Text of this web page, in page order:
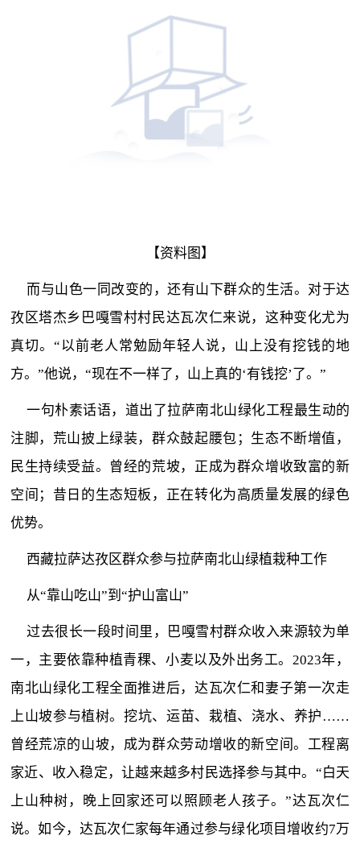
【资料图】
而与山色一同改变的，还有山下群众的生活。对于达
孜区塔杰乡巴嘎雪村村民达瓦次仁来说，这种变化尤为
真切。“以前老人常勉励年轻人说，山上没有挖钱的地
方。”他说，“现在不一样了，山上真的‘有钱挖’了。”
一句朴素话语，道出了拉萨南北山绿化工程最生动的
注脚，荒山披上绿装，群众鼓起腰包；生态不断增值，
民生持续受益。曾经的荒坡，正成为群众增收致富的新
空间；昔日的生态短板，正在转化为高质量发展的绿色
优势。
西藏拉萨达孜区群众参与拉萨南北山绿植栽种工作
从“靠山吃山”到“护山富山”
过去很长一段时间里，巴嘎雪村群众收入来源较为单
一，主要依靠种植青稞、小麦以及外出务工。2023年，
南北山绿化工程全面推进后，达瓦次仁和妻子第一次走
上山坡参与植树。挖坑、运苗、栽植、浇水、养护……
曾经荒凉的山坡，成为群众劳动增收的新空间。工程离
家近、收入稳定，让越来越多村民选择参与其中。“白天
上山种树，晚上回家还可以照顾老人孩子。”达瓦次仁
说。如今，达瓦次仁家每年通过参与绿化项目增收约7万